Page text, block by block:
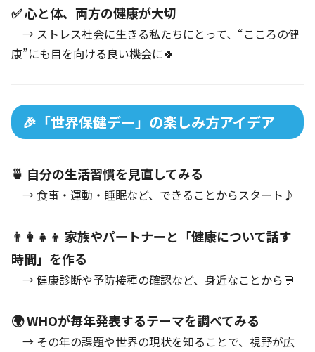
✅ 心と体、両方の健康が大切
→ ストレス社会に生きる私たちにとって、“こころの健
康”にも目を向ける良い機会に🍀
🎉「世界保健デー」の楽しみ方アイデア
🍵 自分の生活習慣を見直してみる
→ 食事・運動・睡眠など、できることからスタート♪
👨‍👩‍👧‍👦 家族やパートナーと「健康について話す
時間」を作る
→ 健康診断や予防接種の確認など、身近なことから💬
🌍 WHOが毎年発表するテーマを調べてみる
→ その年の課題や世界の現状を知ることで、視野が広